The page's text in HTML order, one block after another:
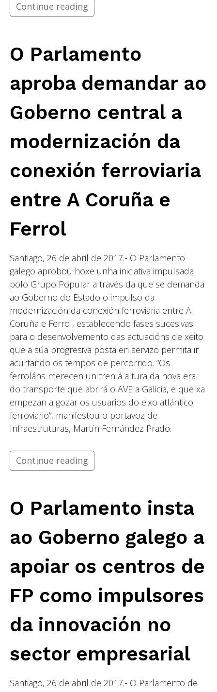
Continue reading
O Parlamento
aproba demandar ao
Goberno central a
modernización da
conexión ferroviaria
entre A Coruña e
Ferrol
Santiago, 26 de abril de 2017.- O Parlamento
galego aprobou hoxe unha iniciativa impulsada
polo Grupo Popular a través da que se demanda
ao Goberno do Estado o impulso da
modernización da conexión ferroviaria entre A
Coruña e Ferrol, establecendo fases sucesivas
para o desenvolvemento das actuacións de xeito
que a súa progresiva posta en servizo permita ir
acurtando os tempos de percorrido. “Os
ferroláns merecen un tren á altura da nova era
do transporte que abrirá o AVE a Galicia, e que xa
empezan a gozar os usuarios do eixo atlántico
ferroviario”, manifestou o portavoz de
Infraestruturas, Martín Fernández Prado.
Continue reading
O Parlamento insta
ao Goberno galego a
apoiar os centros de
FP como impulsores
da innovación no
sector empresarial
Santiago, 26 de abril de 2017.- O Parlamento de